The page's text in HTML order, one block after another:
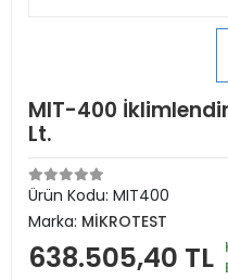
MIT-400
Lt.
Ürün Kodu: MIT400
Marka: MİKROTEST
638.505,40 TL